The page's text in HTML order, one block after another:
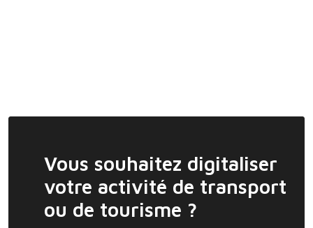
Vous souhaitez digitaliser
votre activité de transport
ou de tourisme ?